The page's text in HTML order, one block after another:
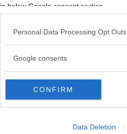
in below Google consent section.
Personal Data Processing Opt Outs
Google consents
CONFIRM
Data Deletion